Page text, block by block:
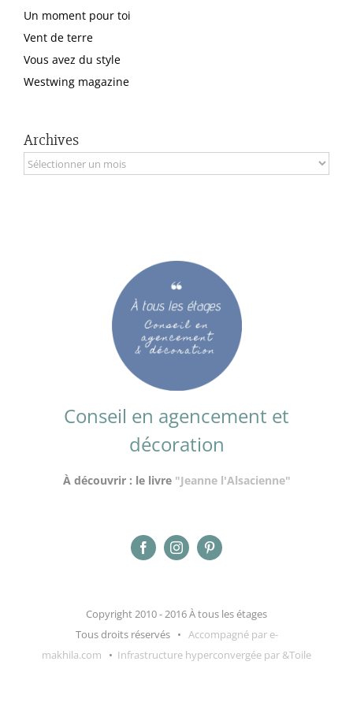
Un moment pour toi
Vent de terre
Vous avez du style
Westwing magazine
Archives
Archives
Conseil en agencement et
décoration
À découvrir : le livre "Jeanne l'Alsacienne"
Copyright 2010 - 2016 À tous les étages
Tous droits réservés • Accompagné par e-
makhila.com • Infrastructure hyperconvergée par &Toile